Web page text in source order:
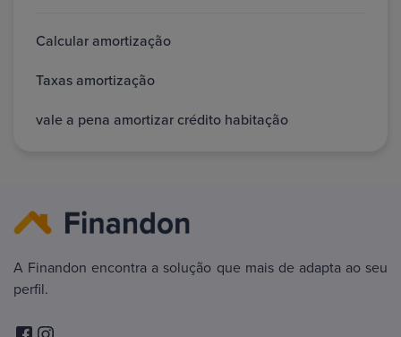
Calcular amortização
Taxas amortização
vale a pena amortizar crédito habitação
A Finandon encontra a solução que mais de adapta ao seu
perfil.